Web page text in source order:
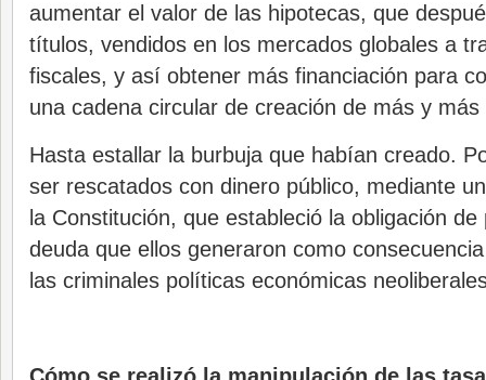
aumentar el valor de las hipotecas, que
títulos, vendidos en los mercados globales a
fiscales, y así obtener más financiación para
una cadena circular de creación de más y
Hasta estallar la burbuja que habían creado.
ser rescatados con dinero público, mediante
la Constitución, que estableció la obligación
deuda que ellos generaron como
las criminales políticas económicas